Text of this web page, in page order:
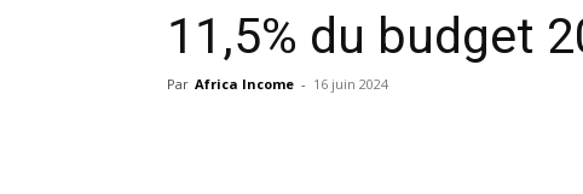
11,5% du budget
Par Africa Income - 16 juin 2024